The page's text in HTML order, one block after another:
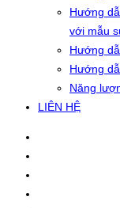
Hướng
với mẫu
Hướng
Hướng
Năng
LIÊN HỆ